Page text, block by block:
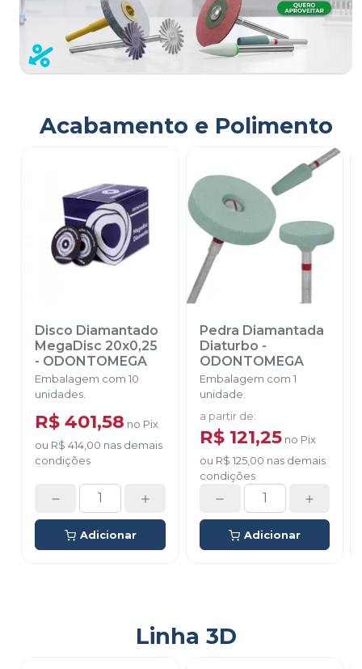
Acabamento e Polimento
Disco Diamantado
MegaDisc 20x0,25
- ODONTOMEGA
Embalagem com 10
unidades.
R$ 401,58 no Pix
ou R$ 414,00 nas demais
condições
Adicionar
Pedra Diamantada
Diaturbo -
ODONTOMEGA
Embalagem com 1
unidade.
a partir de:
R$ 121,25 no Pix
ou R$ 125,00 nas demais
condições
Adicionar
Linha 3D